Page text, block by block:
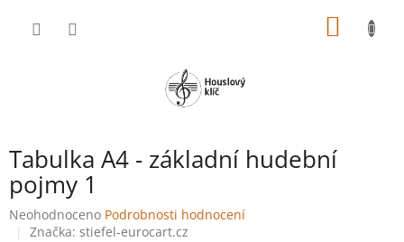
Tabulka A4 - základní hudební
pojmy 1
Průměrné
hodnocení
Neohodnoceno Podrobnosti hodnocení
Značka: stiefel-eurocart.cz